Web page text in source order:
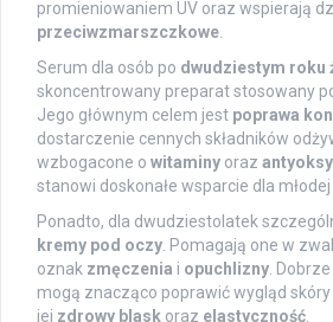
promieniowaniem UV oraz wspierają
przeciwzmarszczkowe.
Serum dla osób po dwudziestym roku
skoncentrowany preparat stosowany
Jego głównym celem jest poprawa
dostarczenie cennych składników
wzbogacone o witaminy oraz
stanowi doskonałe wsparcie dla młodej
Ponadto, dla dwudziestolatek
kremy pod oczy. Pomagają one w
oznak zmęczenia i opuchlizny.
mogą znacząco poprawić wygląd skóry
jej zdrowy blask oraz elastyczność.